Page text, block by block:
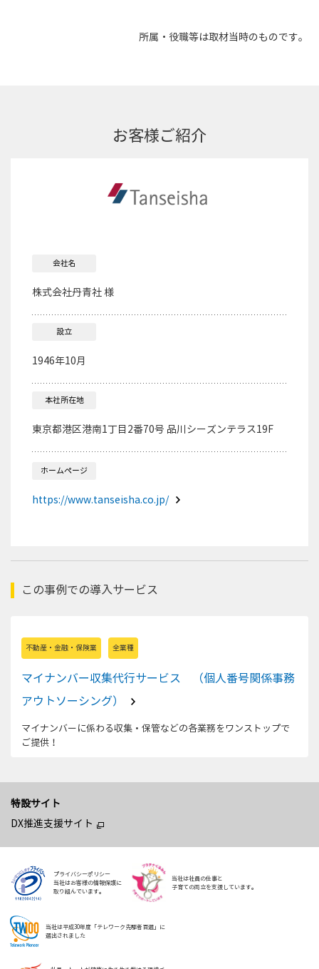
所属・役職等は取材当時のものです。
お客様ご紹介
会社名
株式会社丹青社 様
設立
1946年10月
本社所在地
東京都港区港南1丁目2番70号 品川シーズンテラス19F
ホームページ
https://www.tanseisha.co.jp/
この事例での導入サービス
不動産・金融・保険業 全業種
マイナンバー収集代行サービス （個人番号関係事務
アウトソーシング）
マイナンバーに係わる収集・保管などの各業務をワンストップで
ご提供！
特設サイト
DX推進支援サイト
プライバシーポリシー
当社はお客様の情報保護に
取り組んでいます。
当社は社員の仕事と
子育ての両立を支援しています。
当社は平成30年度「テレワーク先駆者百選」に
選出されました